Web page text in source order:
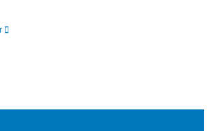
Hamburg: Kleiner segeln, größer leben
Beitrag: Nonstop: Süchtig nach Segeln / Driven by